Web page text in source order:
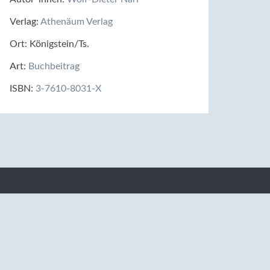
Verlag: Athenäum Verlag
Ort: Königstein/Ts.
Art: Buchbeitrag
ISBN: 3-7610-8031-X